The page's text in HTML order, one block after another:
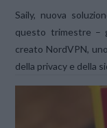
Saily, nuova
questo trimestre –
creato NordVPN,
della privacy e della